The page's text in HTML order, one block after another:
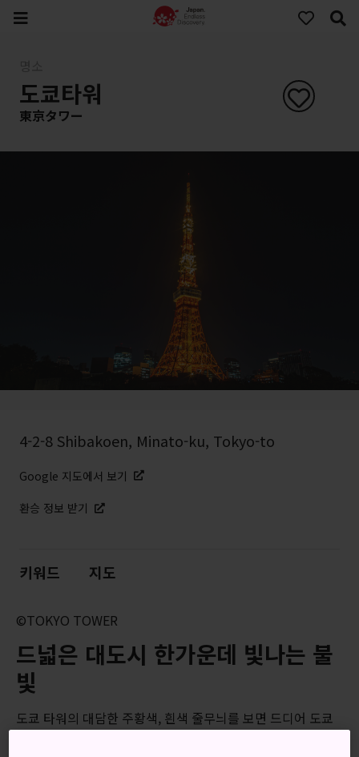
도쿄타워
東京タワー
4-2-8 Shibakoen, Minato-ku, Tokyo-to
Google 지도에서 보기
환승 정보 받기
키워드 지도
©TOKYO TOWER
드넓은 대도시 한가운데 빛나는 불
빛
도쿄 타워의 대담한 주황색, 흰색 줄무늬를 보면 드디어 도쿄